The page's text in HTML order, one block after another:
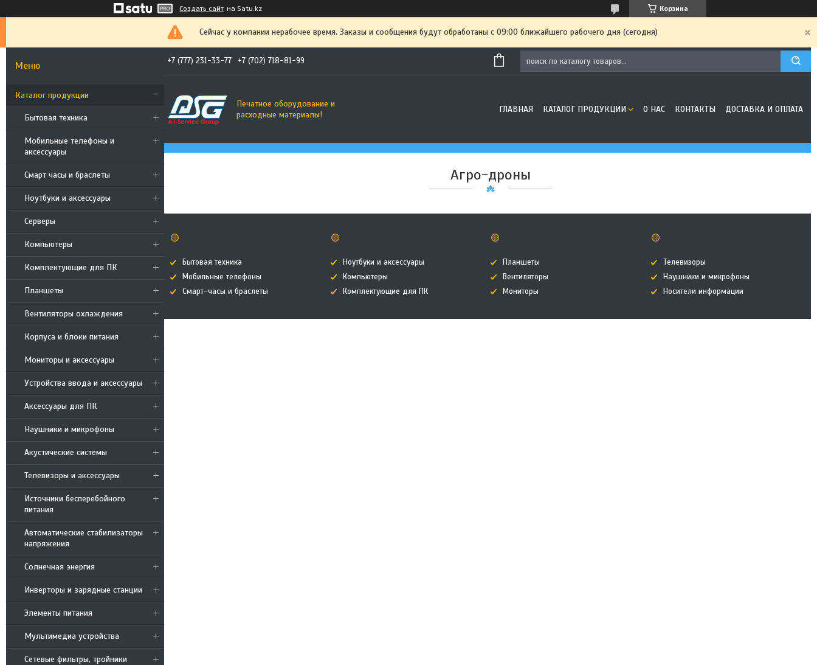
Создать сайт на Satu.kz Корзина
Сейчас у компании нерабочее время. Заказы и сообщения будут обработаны с 09:00 ближайшего рабочего дня (сегодня)
Каталог продукции
Бытовая техника
Мобильные телефоны и
аксессуары
Смарт часы и браслеты
Ноутбуки и аксессуары
Cерверы
Компьютеры
Комплектующие для ПК
Планшеты
Вентиляторы охлаждения
Корпуса и блоки питания
Мониторы и аксессуары
Устройства ввода и аксессуары
Аксессуары для ПК
Наушники и микрофоны
Акустические системы
Телевизоры и аксессуары
Источники бесперебойного
питания
Автоматические стабилизаторы
напряжения
Солнечная энергия
Инверторы и зарядные станции
Элементы питания
Мультимедиа устройства
Сетевые фильтры, тройники
+7 (777) 231-33-77 +7 (702) 718-81-99
Печатное оборудование и
расходные материалы!
ГЛАВНАЯ КАТАЛОГ ПРОДУКЦИИ О НАС КОНТАКТЫ ДОСТАВКА И ОПЛАТА
Агро-дроны
🟡
Бытовая техника
Мобильные телефоны
Смарт-часы и браслеты
🟡
Ноутбуки и аксессуары
Компьютеры
Комплектующие для ПК
🟡
Планшеты
Вентиляторы
Мониторы
🟡
Телевизоры
Наушники и микрофоны
Носители информации